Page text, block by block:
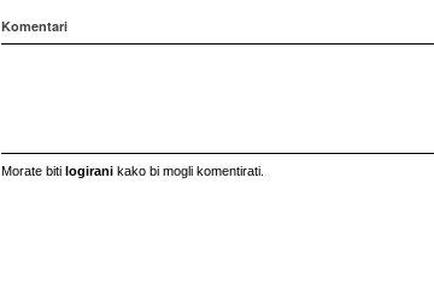
Komentari
Morate biti logirani kako bi mogli komentirati.